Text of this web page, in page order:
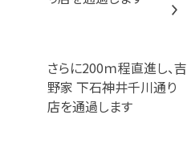
さらに200ｍ程直進し、吉
野家 下石神井千川通り
店を通過します